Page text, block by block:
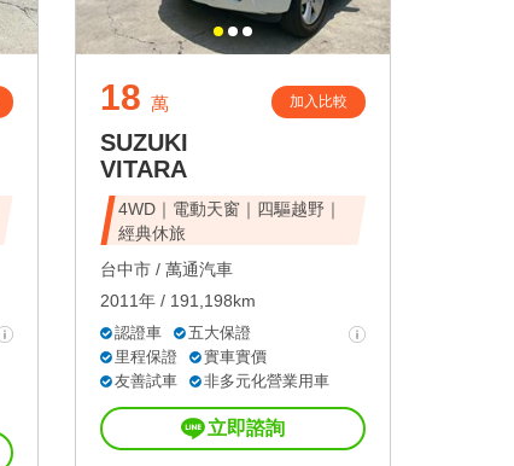
18 萬 加入比較
SUZUKI
VITARA
4WD｜電動天窗｜四驅越野｜
經典休旅
台中市 / 萬通汽車
2011年 / 191,198km
認證車
五大保證
里程保證
實車實價
友善試車
非多元化營業用車
立即諮詢